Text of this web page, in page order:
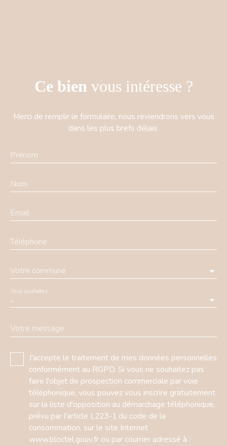
Ce bien vous intéresse ?
Merci de remplir le formulaire, nous reviendrons vers vous
dans les plus brefs délais.
Prénom
Nom
Email
Téléphone
Votre commune
-
Vous souhaitez
Votre message
J'accepte le traitement de mes données personnelles
conformément au RGPD. Si vous ne souhaitez pas
faire l'objet de prospection commerciale par voie
téléphonique, vous pouvez vous inscrire gratuitement
sur la liste d'opposition au démarchage téléphonique,
prévu par l'article L223-1 du code de la
consommation, sur le site Internet
www.bloctel.gouv.fr ou par courrier adressé à :